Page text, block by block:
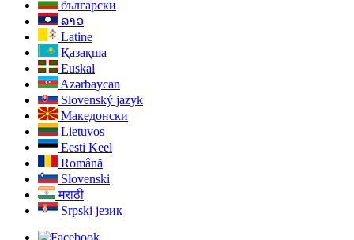
български
ລາວ
Latine
Қазақша
Euskal
Azərbaycan
Slovenský jazyk
Македонски
Lietuvos
Eesti Keel
Română
Slovenski
मराठी
Srpski језик